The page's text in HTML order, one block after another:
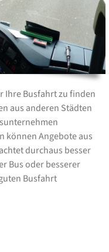
Ihre Busfahrt zu finden
aus anderen Städten
können Angebote aus
durchaus besser
Bus oder besserer
Busfahrt